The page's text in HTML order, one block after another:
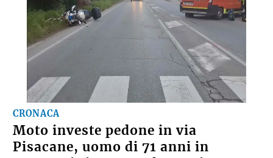
CRONACA
Moto investe pedone in via
Pisacane, uomo di 71 anni in